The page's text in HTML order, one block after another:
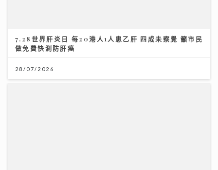
7.28世界肝炎日 每20港人1人患乙肝 四成未察覺 籲市民
做免費快測防肝癌
28/07/2026